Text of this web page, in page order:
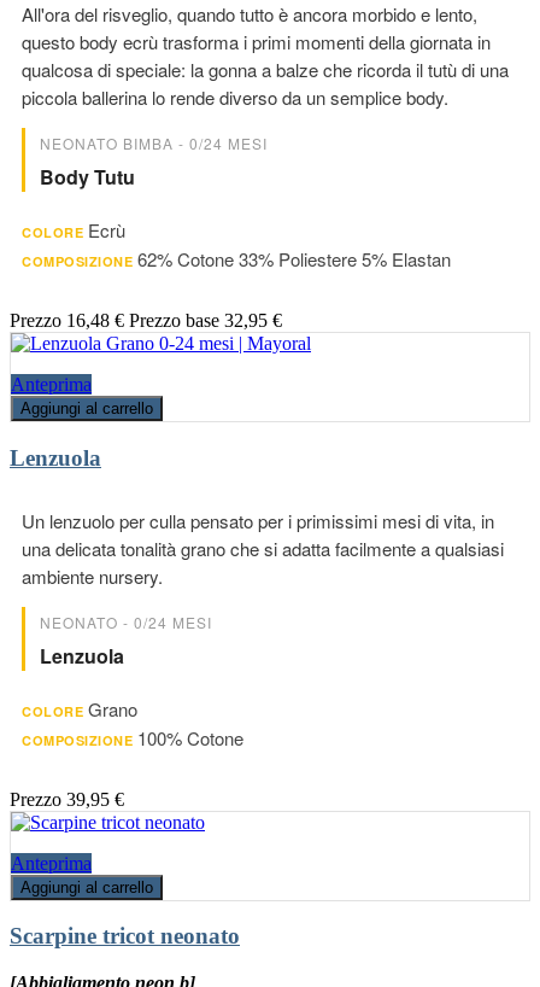
All'ora del risveglio, quando tutto è ancora morbido e lento,
questo body ecrù trasforma i primi momenti della giornata in
qualcosa di speciale: la gonna a balze che ricorda il tutù di una
piccola ballerina lo rende diverso da un semplice body.
NEONATO BIMBA - 0/24 MESI
Body Tutu
COLORE Ecrù
COMPOSIZIONE 62% Cotone 33% Poliestere 5% Elastan
Prezzo 16,48 € Prezzo base 32,95 €
Anteprima
Aggiungi al carrello
Lenzuola
Un lenzuolo per culla pensato per i primissimi mesi di vita, in
una delicata tonalità grano che si adatta facilmente a qualsiasi
ambiente nursery.
NEONATO - 0/24 MESI
Lenzuola
COLORE Grano
COMPOSIZIONE 100% Cotone
Prezzo 39,95 €
Anteprima
Aggiungi al carrello
Scarpine tricot neonato
[Abbigliamento neon b]